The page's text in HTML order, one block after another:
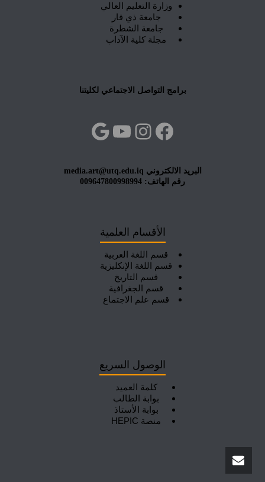
وزارة التعليم العالي
جامعة ذي قار
جامعة الشطرة
مجلة كلية الآداب
برامج التواصل الاجتماعي لكليتنا
فيسبوك
إنستجرام
يوتيوب
البريد الالكتروني media.art@utq.edu.iq
رقم الهاتف: 009647800998994
الأقسام العلمية
قسم اللغة العربية
قسم اللغة الإنكليزية
قسم التاريخ
قسم الجغرافية
قسم علم الاجتماع
الوصول السريع
كلمة العميد
بوابة الطالب
بوابة الأستاذ
منصة HEPIC